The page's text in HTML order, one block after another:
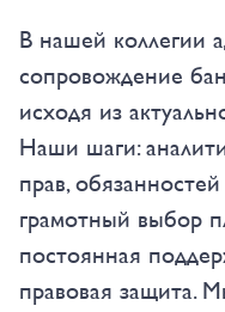
В нашей коллегии
сопровождение
исходя из
Наши шаги:
прав,
грамотный выбор
постоянная
правовая защита.